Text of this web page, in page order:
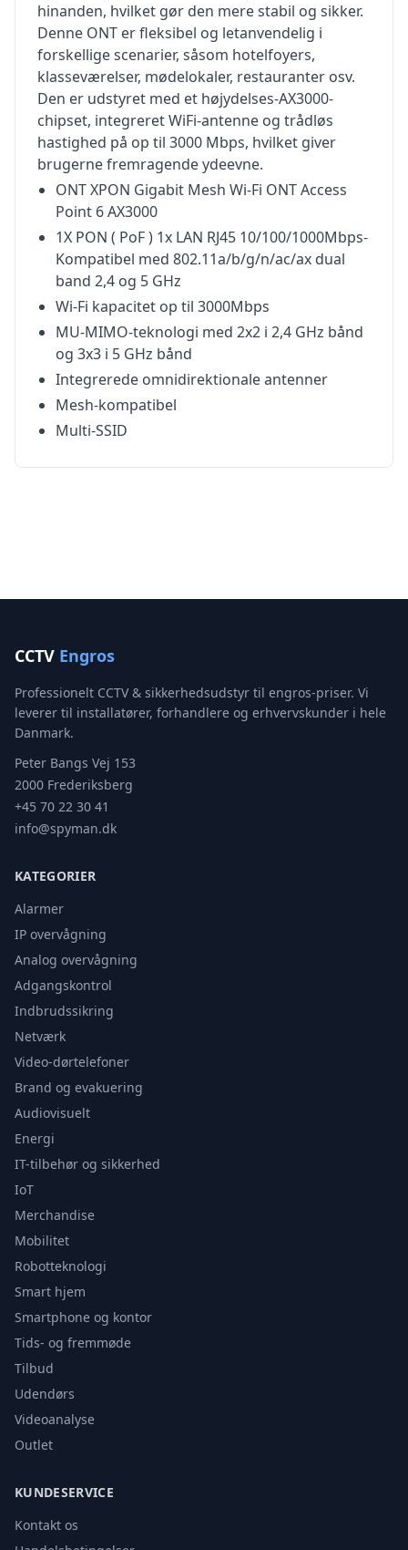
hinanden, hvilket gør den mere stabil og sikker.
Denne ONT er fleksibel og letanvendelig i
forskellige scenarier, såsom hotelfoyers,
klasseværelser, mødelokaler, restauranter osv.
Den er udstyret med et højydelses-AX3000-
chipset, integreret WiFi-antenne og trådløs
hastighed på op til 3000 Mbps, hvilket giver
brugerne fremragende ydeevne.
ONT XPON Gigabit Mesh Wi-Fi ONT Access
Point 6 AX3000
1X PON ( PoF ) 1x LAN RJ45 10/100/1000Mbps-
Kompatibel med 802.11a/b/g/n/ac/ax dual
band 2,4 og 5 GHz
Wi-Fi kapacitet op til 3000Mbps
MU-MIMO-teknologi med 2x2 i 2,4 GHz bånd
og 3x3 i 5 GHz bånd
Integrerede omnidirektionale antenner
Mesh-kompatibel
Multi-SSID
CCTV Engros
Professionelt CCTV & sikkerhedsudstyr til engros-priser. Vi
leverer til installatører, forhandlere og erhvervskunder i hele
Danmark.
Peter Bangs Vej 153
2000 Frederiksberg
+45 70 22 30 41
info@spyman.dk
KATEGORIER
Alarmer
IP overvågning
Analog overvågning
Adgangskontrol
Indbrudssikring
Netværk
Video-dørtelefoner
Brand og evakuering
Audiovisuelt
Energi
IT-tilbehør og sikkerhed
IoT
Merchandise
Mobilitet
Robotteknologi
Smart hjem
Smartphone og kontor
Tids- og fremmøde
Tilbud
Udendørs
Videoanalyse
Outlet
KUNDESERVICE
Kontakt os